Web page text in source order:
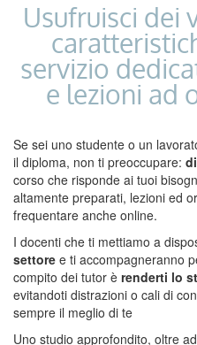
Usufruisci dei
servizio
e lezioni ad
Se sei uno studente o un
il diploma, non ti preoccupare:
corso che risponde ai tuoi
altamente preparati, lezioni ed
frequentare anche online.
I docenti che ti mettiamo a
settore e ti accompagneranno
compito dei tutor è renderti lo
evitandoti distrazioni o cali di
sempre il meglio di te
Uno studio approfondito, oltre